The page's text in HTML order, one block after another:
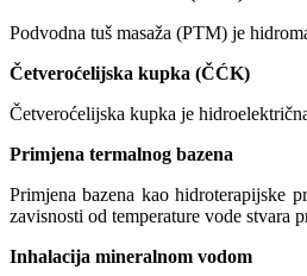
Podvodna tuš masaža (PTM) je
Četveroćelijska kupka (ČĆK)
Četveroćelijska kupka je
Primjena termalnog bazena
Primjena bazena kao hidroterapijske
zavisnosti od temperature vode stvara
Inhalacija mineralnom vodom